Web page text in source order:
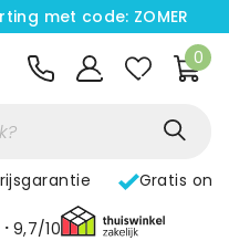
met code: ZOMER
0
Gratis
9,7/10